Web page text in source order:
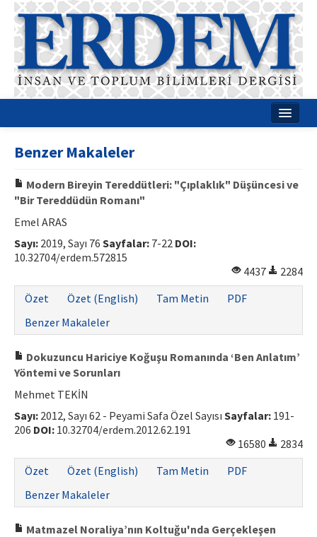
Dergi Kurulları
Rehberler
Yayın Politikaları
İletişim
Benzer Makaleler
Modern Bireyin Tereddütleri: "Çıplaklık" Düşüncesi ve
"Bir Tereddüdün Romanı"
Emel ARAS
Sayı: 2019, Sayı 76 Sayfalar: 7-22 DOI:
10.32704/erdem.572815
4437
2284
Özet
Özet (English) Tam Metin
PDF
Benzer Makaleler
Dokuzuncu Hariciye Koğuşu Romanında ‘Ben Anlatım’
Yöntemi ve Sorunları
Mehmet TEKİN
Sayı: 2012, Sayı 62 - Peyami Safa Özel Sayısı Sayfalar: 191-
206 DOI: 10.32704/erdem.2012.62.191
16580
2834
Özet
Özet (English) Tam Metin
PDF
Benzer Makaleler
Matmazel Noraliya’nın Koltuğu'nda Gerçekleşen